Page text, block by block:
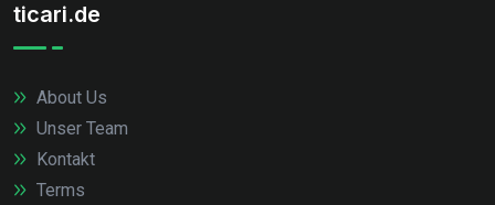
ticari.de
About Us
Unser Team
Kontakt
Terms